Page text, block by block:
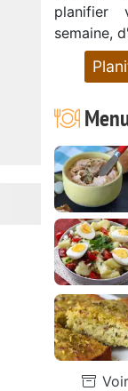
planifier
semaine,